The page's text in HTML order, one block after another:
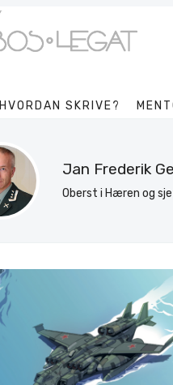
HVORDAN SKRIVE?
Jan Frederik
Oberst i Hæren og